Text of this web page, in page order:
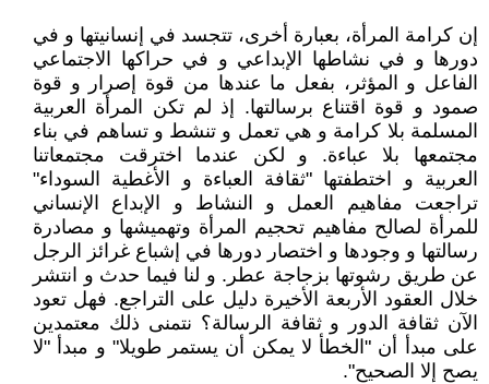
إن كرامة المرأة، بعبارة أخرى، تتجسد في إنسانيتها و في
دورها و في نشاطها الإبداعي و في حراكها الاجتماعي
الفاعل و المؤثر، بفعل ما عندها من قوة إصرار و قوة
صمود و قوة اقتناع برسالتها. إذ لم تكن المرأة العربية
المسلمة بلا كرامة و هي تعمل و تنشط و تساهم في بناء
مجتمعها بلا عباءة. و لكن عندما اخترقت مجتمعاتنا
العربية و اختطفتها "ثقافة العباءة و الأغطية السوداء"
تراجعت مفاهيم العمل و النشاط و الإبداع الإنساني
للمرأة لصالح مفاهيم تحجيم المرأة وتهميشها و مصادرة
رسالتها و وجودها و اختصار دورها في إشباع غرائز الرجل
عن طريق رشوتها بزجاجة عطر. و لنا فيما حدث و انتشر
خلال العقود الأربعة الأخيرة دليل على التراجع. فهل تعود
الآن ثقافة الدور و ثقافة الرسالة؟ نتمنى ذلك معتمدين
على مبدأ أن "الخطأ لا يمكن أن يستمر طويلا" و مبدأ "لا
يصح إلا الصحيح".